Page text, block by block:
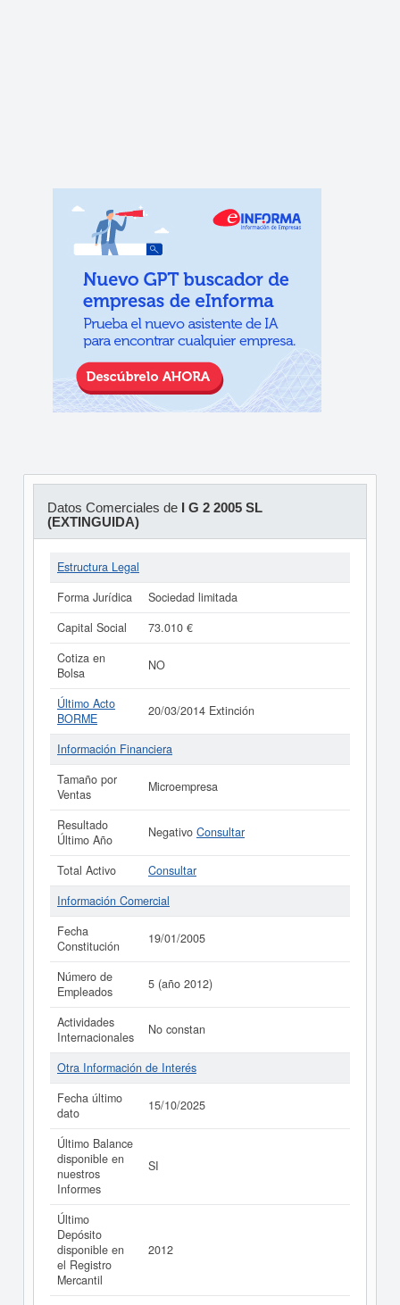
Datos Comerciales de I G 2 2005 SL
(EXTINGUIDA)
Estructura Legal
Forma Jurídica
Sociedad limitada
Capital Social
73.010 €
Cotiza en
Bolsa
NO
Último Acto
BORME
20/03/2014 Extinción
Información Financiera
Tamaño por
Ventas
Microempresa
Resultado
Último Año
Negativo Consultar
Total Activo
Consultar
Información Comercial
Fecha
Constitución
19/01/2005
Número de
Empleados
5 (año 2012)
Actividades
Internacionales
No constan
Otra Información de Interés
Fecha último
dato
15/10/2025
Último Balance
disponible en
nuestros
Informes
SI
Último
Depósito
disponible en
el Registro
Mercantil
2012